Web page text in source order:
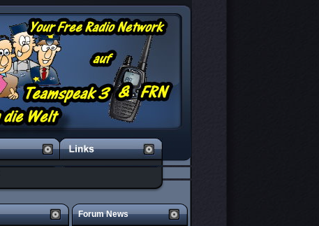
Forum News